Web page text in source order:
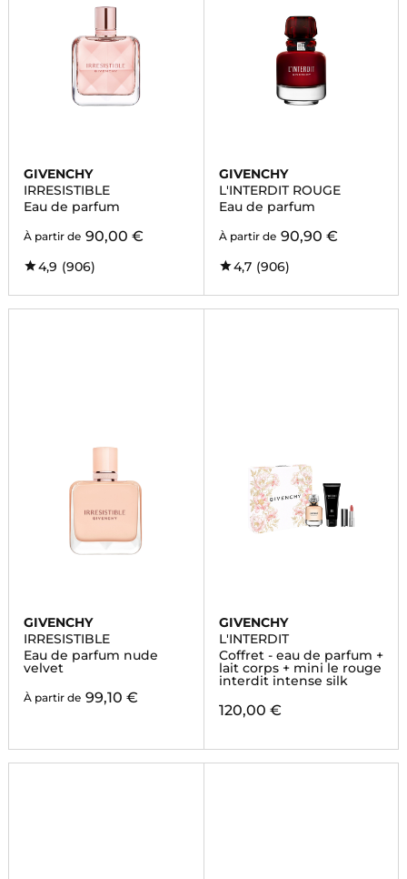
GIVENCHY
IRRESISTIBLE
Eau de parfum
À partir de 90,00 €
4,9 (906)
GIVENCHY
L'INTERDIT ROUGE
Eau de parfum
À partir de 90,90 €
4,7 (906)
GIVENCHY
IRRESISTIBLE
Eau de parfum nude
velvet
À partir de 99,10 €
GIVENCHY
L'INTERDIT
Coffret - eau de parfum +
lait corps + mini le rouge
interdit intense silk
120,00 €